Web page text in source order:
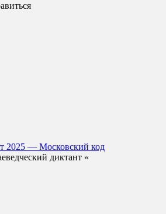
2025 — Московский код
диктант «